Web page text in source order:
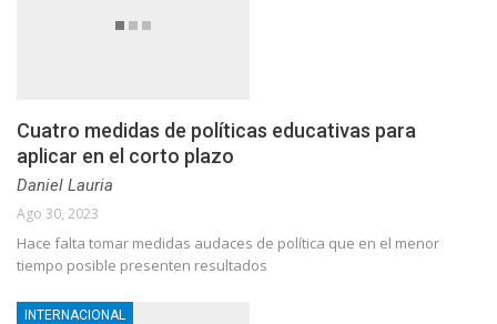
Cuatro medidas de políticas educativas para
aplicar en el corto plazo
Daniel Lauria
Ago 30, 2023
Hace falta tomar medidas audaces de política que en el menor
tiempo posible presenten resultados
INTERNACIONAL